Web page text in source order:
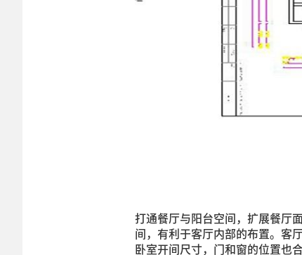
打通餐厅与阳台空间，扩展餐厅
间，有利于客厅内部的布置。客
卧室开间尺寸，门和窗的位置也